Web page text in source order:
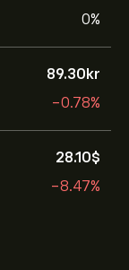
0%
89.30‎kr‎
-0.78%
28.10‎$‎
-8.47%